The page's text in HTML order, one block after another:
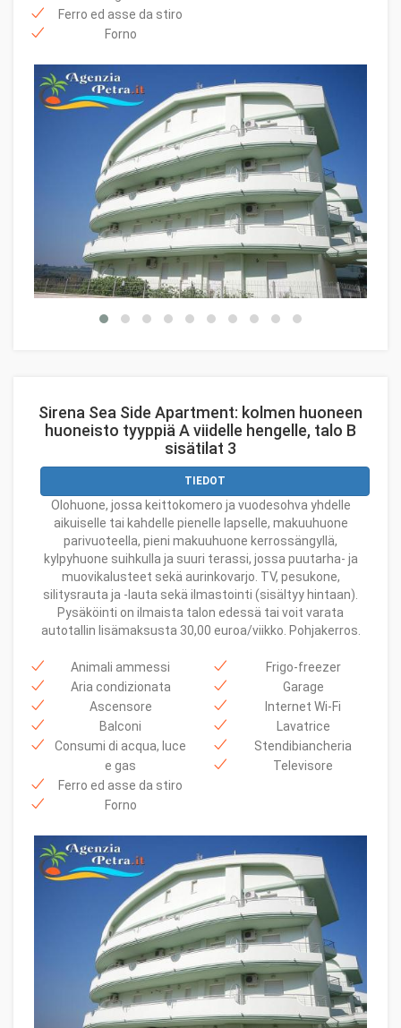
Ferro ed asse da stiro
Forno
Sirena Sea Side Apartment: kolmen huoneen
huoneisto tyyppiä A viidelle hengelle, talo B
sisätilat 3
TIEDOT
Olohuone, jossa keittokomero ja vuodesohva yhdelle
aikuiselle tai kahdelle pienelle lapselle, makuuhuone
parivuoteella, pieni makuuhuone kerrossängyllä,
kylpyhuone suihkulla ja suuri terassi, jossa puutarha- ja
muovikalusteet sekä aurinkovarjo. TV, pesukone,
silitysrauta ja -lauta sekä ilmastointi (sisältyy hintaan).
Pysäköinti on ilmaista talon edessä tai voit varata
autotallin lisämaksusta 30,00 euroa/viikko. Pohjakerros.
Animali ammessi
Aria condizionata
Ascensore
Balconi
Consumi di acqua, luce
e gas
Ferro ed asse da stiro
Forno
Frigo-freezer
Garage
Internet Wi-Fi
Lavatrice
Stendibiancheria
Televisore